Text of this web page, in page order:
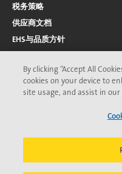
税务策略
供应商文档
EHS与品质方针
2026 © Veolia 版权所
页
菜
By clicking “Accept All
cookies on your device to
site usage, and assist in